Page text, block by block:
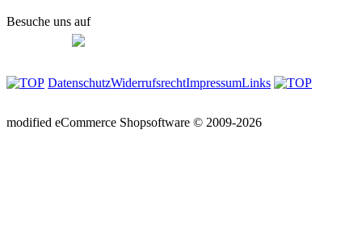
Besuche uns auf
DatenschutzWiderrufsrechtImpressumLinks
modified eCommerce Shopsoftware © 2009-2026